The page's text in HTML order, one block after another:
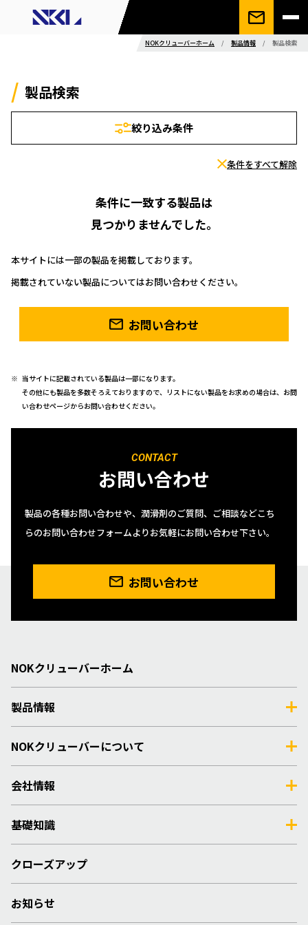
NOKクリューバーホーム / 製品情報 / 製品検索
製品検索
絞り込み条件
条件をすべて解除
条件に一致する製品は
見つかりませんでした。
本サイトには一部の製品を掲載しております。
掲載されていない製品についてはお問い合わせください。
お問い合わせ
当サイトに記載されている製品は一部になります。
その他にも製品を多数そろえておりますので、リストにない製品をお求めの場合は、お問
い合わせページからお問い合わせください。
CONTACT
お問い合わせ
製品の各種お問い合わせや、潤滑剤のご質問、ご相談などこち
らのお問い合わせフォームよりお気軽にお問い合わせ下さい。
お問い合わせ
NOKクリューバーホーム
製品情報
NOKクリューバーについて
会社情報
基礎知識
クローズアップ
お知らせ